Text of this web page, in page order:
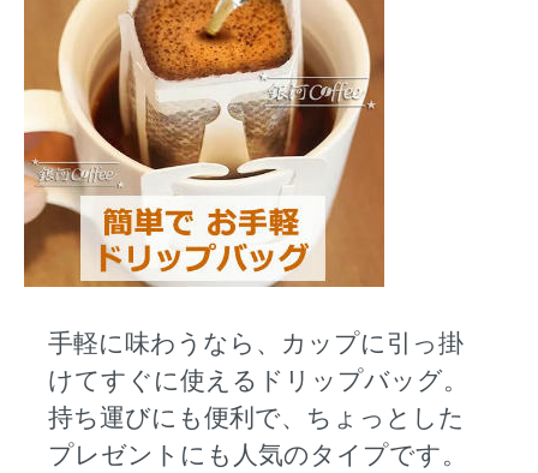
手軽に味わうなら、カップに引っ掛
けてすぐに使えるドリップバッグ。
持ち運びにも便利で、ちょっとした
プレゼントにも人気のタイプです。